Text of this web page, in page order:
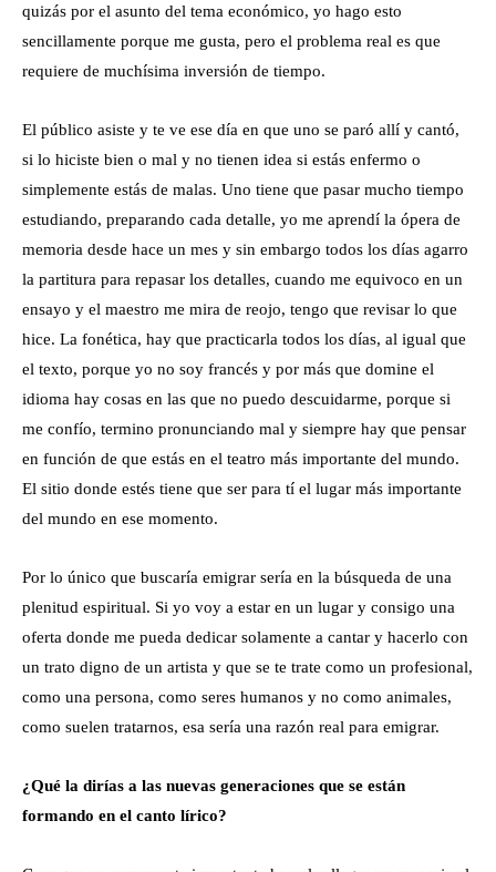
quizás por el asunto del tema económico, yo hago esto
sencillamente porque me gusta, pero el problema real es que
requiere de muchísima inversión de tiempo.
El público asiste y te ve ese día en que uno se paró allí y cantó,
si lo hiciste bien o mal y no tienen idea si estás enfermo o
simplemente estás de malas. Uno tiene que pasar mucho tiempo
estudiando, preparando cada detalle, yo me aprendí la ópera de
memoria desde hace un mes y sin embargo todos los días agarro
la partitura para repasar los detalles, cuando me equivoco en un
ensayo y el maestro me mira de reojo, tengo que revisar lo que
hice. La fonética, hay que practicarla todos los días, al igual que
el texto, porque yo no soy francés y por más que domine el
idioma hay cosas en las que no puedo descuidarme, porque si
me confío, termino pronunciando mal y siempre hay que pensar
en función de que estás en el teatro más importante del mundo.
El sitio donde estés tiene que ser para tí el lugar más importante
del mundo en ese momento.
Por lo único que buscaría emigrar sería en la búsqueda de una
plenitud espiritual. Si yo voy a estar en un lugar y consigo una
oferta donde me pueda dedicar solamente a cantar y hacerlo con
un trato digno de un artista y que se te trate como un profesional,
como una persona, como seres humanos y no como animales,
como suelen tratarnos, esa sería una razón real para emigrar.
¿Qué la dirías a las nuevas generaciones que se están
formando en el canto lírico?